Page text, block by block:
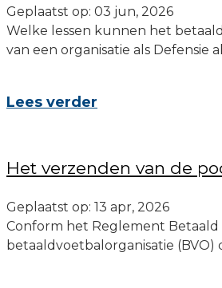
Geplaatst op: 03 jun, 2026
Welke lessen kunnen het
van een organisatie als Defensie
Lees verder
Het verzenden van de
Geplaatst op: 13 apr, 2026
Conform het Reglement Betaald
betaaldvoetbalorganisatie (BVO)